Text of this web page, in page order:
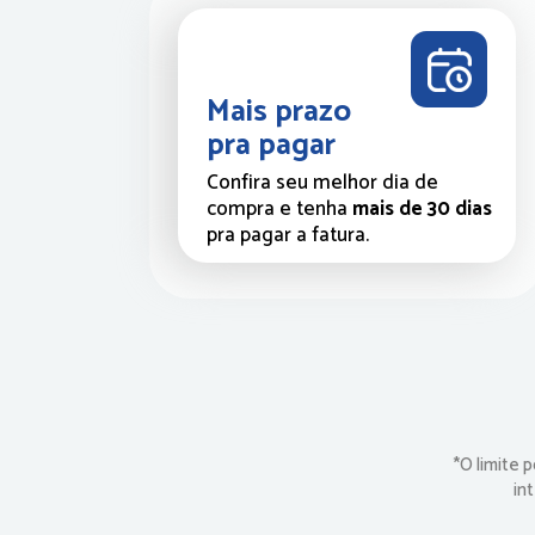
Mais prazo
pra pagar
Confira seu melhor dia de
compra e tenha mais de 30 dias
pra pagar a fatura.
*O limite